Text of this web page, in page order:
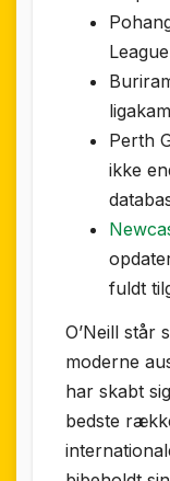
Perth
ikke
fuldt
O’Neill står
moderne
har skabt
bedste